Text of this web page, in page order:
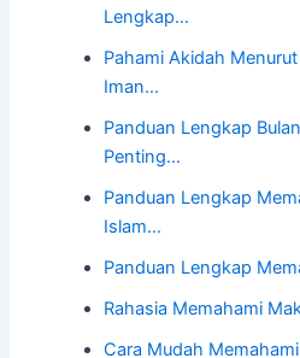
Lengkap…
Pahami Akidah
Iman…
Panduan Lengkap
Penting…
Panduan Lengkap
Islam…
Panduan Lengkap
Rahasia Memahami
Cara Mudah